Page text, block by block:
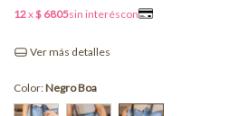
Ver más detalles
Color:Negro Boa